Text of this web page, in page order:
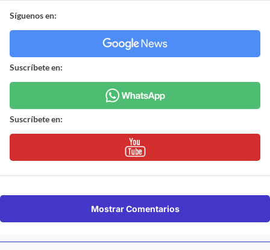
Síguenos en:
Suscríbete en:
Suscríbete en:
Mostrar Comentarios